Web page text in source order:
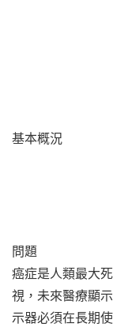
基本概況
問題
癌症是人類最大
視，未來醫療顯
示器必須在長期